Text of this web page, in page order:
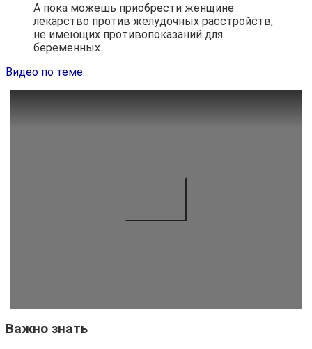
А пока можешь приобрести женщине
лекарство против желудочных расстройств,
не имеющих противопоказаний для
беременных.
Видео по теме:
Важно знать